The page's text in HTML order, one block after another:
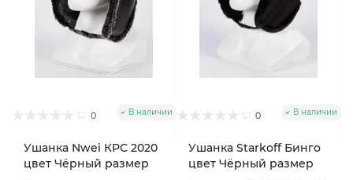
0 В наличии
Ушанка Nwei КРС 2020
цвет Чёрный размер
0 В наличии
Ушанка Starkoff Бинго
цвет Чёрный размер